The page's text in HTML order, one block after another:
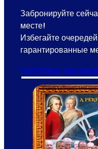
Забронируйте
месте!
Избегайте
гарантированные
Групповое